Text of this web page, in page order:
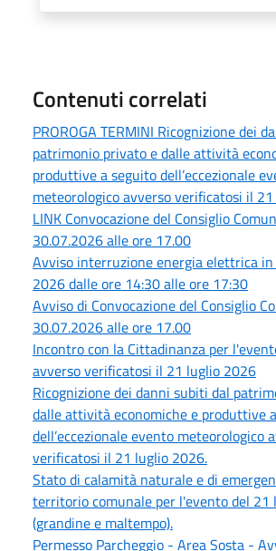
Contenuti correlati
PROROGA TERMINI Ricognizione dei
patrimonio privato e dalle attività
produttive a seguito dell’eccezionale
meteorologico avverso verificatosi il
LINK Convocazione del Consiglio
30.07.2026 alle ore 17.00
Avviso interruzione energia elettrica
2026 dalle ore 14:30 alle ore 17:30
Avviso di Convocazione del Consiglio
30.07.2026 alle ore 17.00
Incontro con la Cittadinanza per
avverso verificatosi il 21 luglio 2026
Ricognizione dei danni subiti dal
dalle attività economiche e produttive
dell’eccezionale evento meteorologico
verificatosi il 21 luglio 2026.
Stato di calamità naturale e di
territorio comunale per l'evento del 21
(grandine e maltempo).
Permesso Parcheggio - Area Sosta -